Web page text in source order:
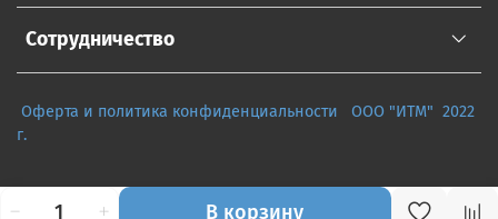
В корзину
Сотрудничество
Оферта и политика конфиденциальности
ООО "ИТМ" 2022
г.